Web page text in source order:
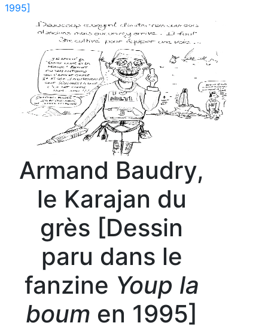
1995]
Armand Baudry,
le Karajan du
grès [Dessin
paru dans le
fanzine Youp la
boum en 1995]